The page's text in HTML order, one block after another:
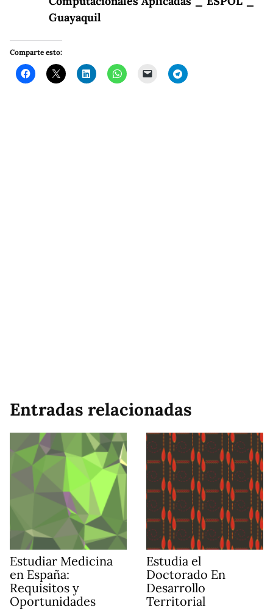
Guayaquil
Comparte esto:
Entradas relacionadas
Estudiar Medicina
en España:
Requisitos y
Oportunidades
Estudia el
Doctorado En
Desarrollo
Territorial